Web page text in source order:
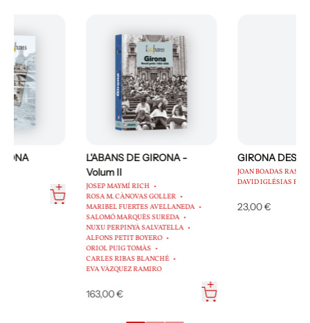
L'ABANS DE GIRONA -
JOSEP MAYMÍ RICH
ROSA M. CÀNOVAS GOLLER
MARIBEL FUERTES AVELLANEDA
SALOMÓ MARQUÈS SUREDA
NUXU PERPINYÀ SALVATELLA
ALFONS PETIT BOYERO
CARLES RIBAS BLANCHÉ
EVA VÀZQUEZ RAMIRO
GIRONA DESAPAREGUDA
DAVID IGLÉSIAS FRANCH
23,00 €